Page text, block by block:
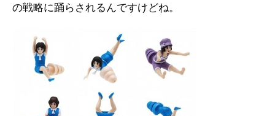
の戦略に踊らされるんですけどね。